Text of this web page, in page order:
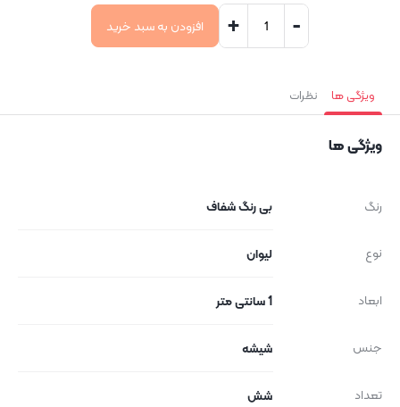
-
+ افزودن به سبد خرید
ویژگی ها نظرات
ویژگی ها
رنگ بی رنگ شفاف
نوع لیوان
ابعاد 1 سانتی متر
جنس شیشه
تعداد شش